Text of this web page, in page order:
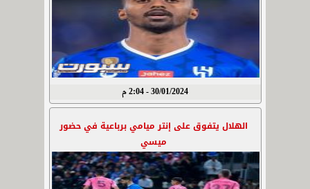
30/01/2024 - 2:04 م
الهلال يتفوق على إنتر ميامي برباعية في حضور
ميسي